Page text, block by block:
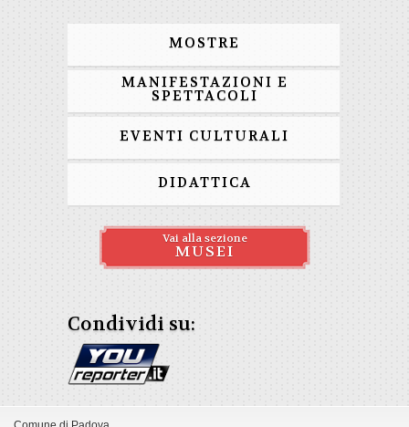
MOSTRE
MANIFESTAZIONI E
SPETTACOLI
EVENTI CULTURALI
DIDATTICA
Vai alla sezione
MUSEI
Condividi su: